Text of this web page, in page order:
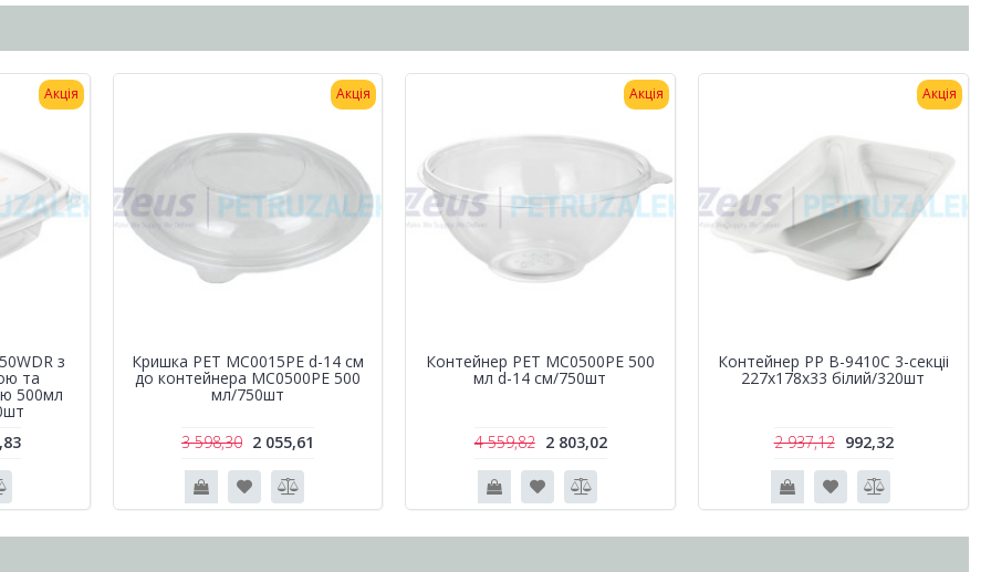
Акція
з
та
500мл
Акція
Кришка РЕТ MC0015PE d-14 см
до контейнера MC0500PE 500
мл/750шт
3 598,30 2 055,61
Акція
Контейнер РЕТ MC0500PE 500
мл d-14 см/750шт
4 559,82 2 803,02
Акція
Контейнер РР B-9410C 3-секціі
227х178х33 білий/320шт
2 937,12 992,32